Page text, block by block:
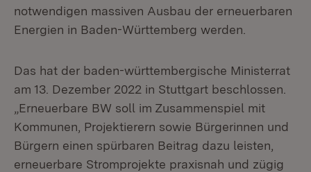
notwendigen massiven Ausbau der erneuerbaren
Energien in Baden-Württemberg werden.
Das hat der baden-württembergische Ministerrat
am 13. Dezember 2022 in Stuttgart be­schlossen.
„Erneuerbare BW soll im Zusammenspiel mit
Kommunen, Projektierern sowie Bürgerinnen und
Bürgern einen spürbaren Beitrag dazu leis­ten,
erneuerbare Stromprojekte praxisnah und zügig